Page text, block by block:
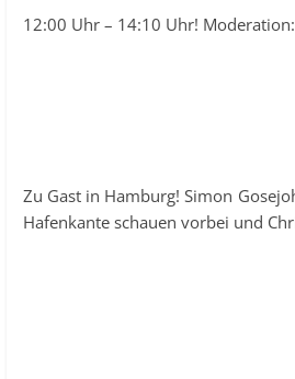
12:00 Uhr – 14:10 Uhr!
Zu Gast in Hamburg! Simon
Hafenkante schauen vorbei und